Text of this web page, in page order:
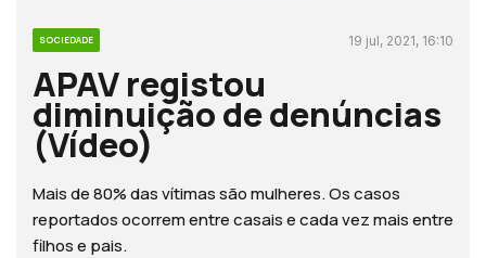
SOCIEDADE 19 jul, 2021, 16:10
APAV registou
diminuição de denúncias
(Vídeo)
Mais de 80% das vítimas são mulheres. Os casos
reportados ocorrem entre casais e cada vez mais entre
filhos e pais.